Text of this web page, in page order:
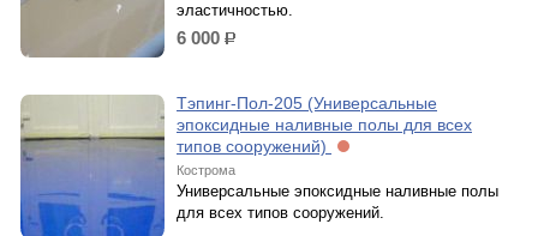
эластичностью.
6 000 р.
Тэпинг-Пол-205 (Универсальные
эпоксидные наливные полы для всех
типов сооружений)
Кострома
Универсальные эпоксидные наливные полы
для всех типов сооружений.